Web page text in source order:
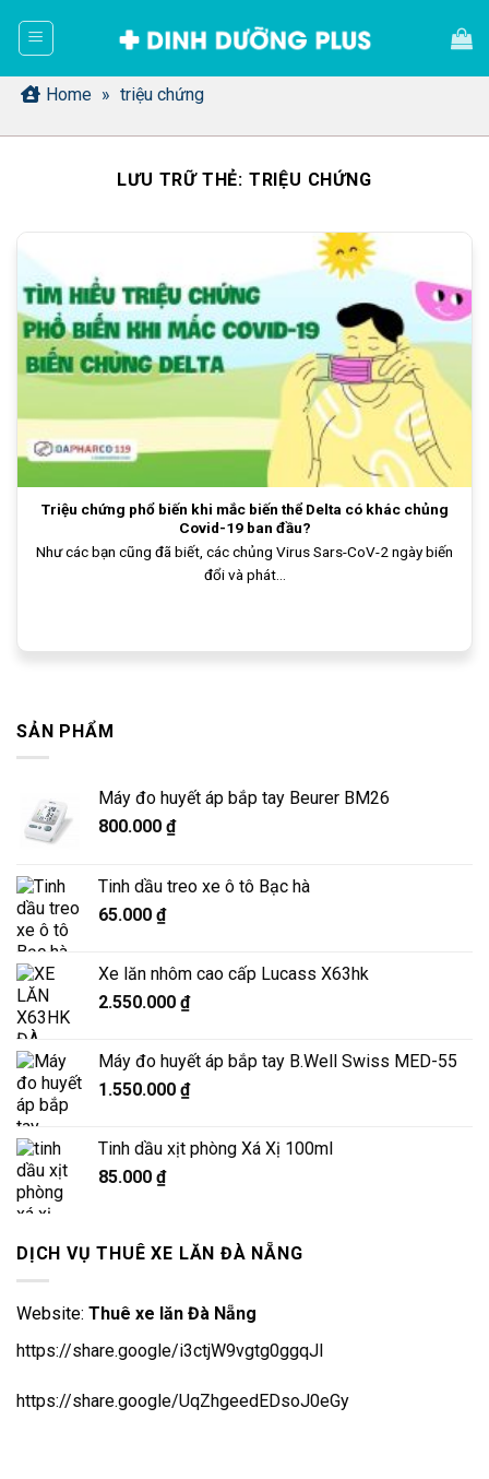
dung Home » triệu chứng
LƯU TRỮ THẺ: TRIỆU CHỨNG
Triệu chứng phổ biến khi mắc biến thể Delta có khác chủng
Covid-19 ban đầu?
Như các bạn cũng đã biết, các chủng Virus Sars-CoV-2 ngày biến
đổi và phát...
SẢN PHẨM
Máy đo huyết áp bắp tay Beurer BM26
800.000 ₫
Tinh dầu treo xe ô tô Bạc hà
65.000 ₫
Xe lăn nhôm cao cấp Lucass X63hk
2.550.000 ₫
Máy đo huyết áp bắp tay B.Well Swiss MED-55
1.550.000 ₫
Tinh dầu xịt phòng Xá Xị 100ml
85.000 ₫
DỊCH VỤ THUÊ XE LĂN ĐÀ NẴNG
Website: Thuê xe lăn Đà Nẵng
https://share.google/i3ctjW9vgtg0ggqJl
https://share.google/UqZhgeedEDsoJ0eGy